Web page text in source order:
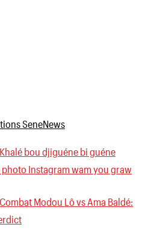
bou djiguéne bi guéne
Instagram wam you graw
Modou Lô vs Ama Baldé: